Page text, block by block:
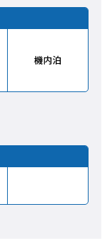
機内泊